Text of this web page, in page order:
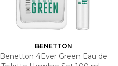
BENETTON
Benetton 4Ever Green Eau de